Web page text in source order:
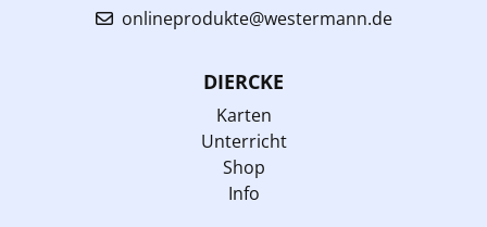
onlineprodukte@westermann.de
DIERCKE
Karten
Unterricht
Shop
Info